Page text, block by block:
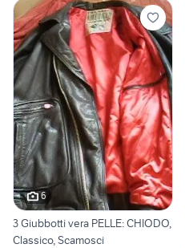
6
3 Giubbotti vera PELLE: CHIODO,
Classico, Scamosci